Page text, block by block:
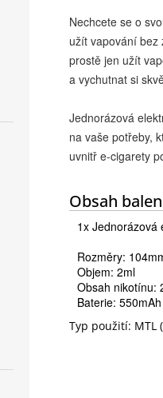
Nechcete se o
užít vapování bez
prostě jen užít
a vychutnat si
Jednorázová
na vaše potřeby,
uvnitř e-cigarety
Obsah
1x Jednorázová
Rozměry:
Objem: 2ml
Obsah nikotínu:
Baterie: 550mAh
Typ použití: MTL